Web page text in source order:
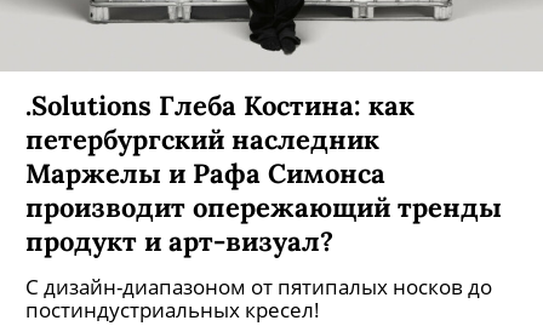
Стритвир-бренд Geneva: как
Матвей Ларионенко поженил
устойчивую моду, граффити и
иконопись?